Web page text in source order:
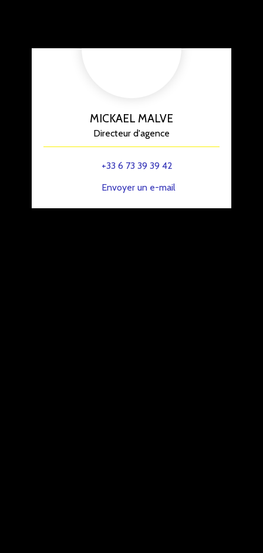
MICKAEL MALVE
Directeur d'agence
+33 6 73 39 39 42
Envoyer un e-mail